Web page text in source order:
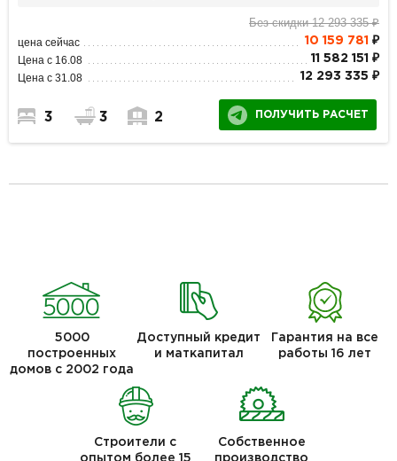
Без скидки 12 293 335 ₽
цена сейчас 10 159 781 ₽
Цена с 16.08 11 582 151 ₽
Цена с 31.08 12 293 335 ₽
3 3 2 ПОЛУЧИТЬ РАСЧЕТ
5000
построенных
домов с 2002 года
Доступный кредит
и маткапитал
Гарантия на все
работы 16 лет
Строители с
опытом более 15
Собственное
производство